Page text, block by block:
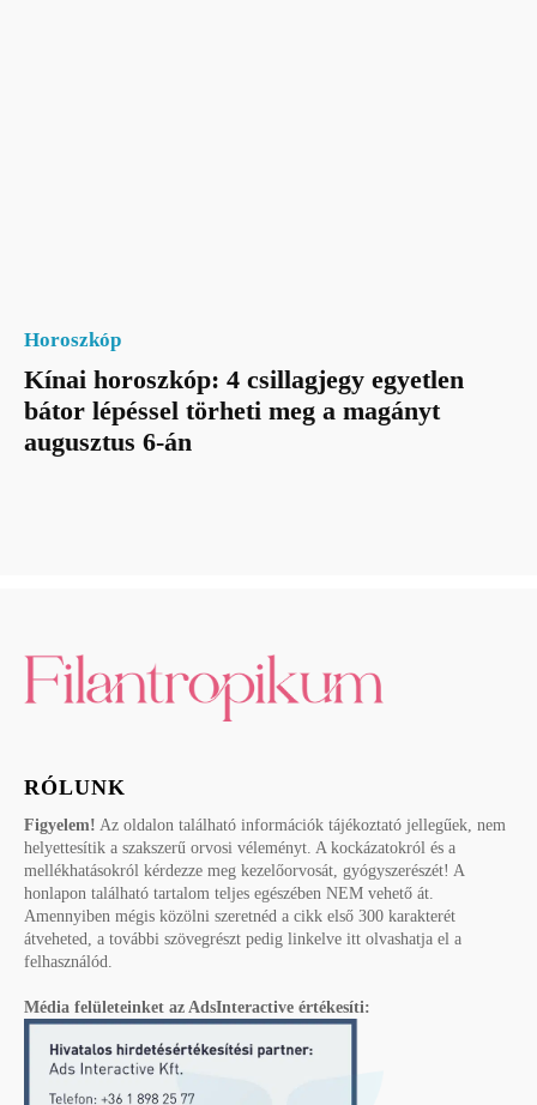
Horoszkóp
Kínai horoszkóp: 4 csillagjegy egyetlen
bátor lépéssel törheti meg a magányt
augusztus 6-án
RÓLUNK
Figyelem! Az oldalon található információk tájékoztató jellegűek, nem
helyettesítik a szakszerű orvosi véleményt. A kockázatokról és a
mellékhatásokról kérdezze meg kezelőorvosát, gyógyszerészét! A
honlapon található tartalom teljes egészében NEM vehető át.
Amennyiben mégis közölni szeretnéd a cikk első 300 karakterét
átveheted, a további szövegrészt pedig linkelve itt olvashatja el a
felhasználód.
Média felületeinket az AdsInteractive értékesíti: